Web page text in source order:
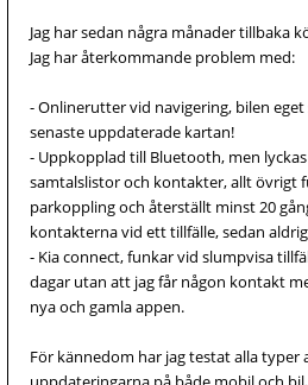
Jag har sedan några månader tillbaka
Jag har återkommande problem med:
- Onlinerutter vid navigering, bilen
senaste uppdaterade kartan!
- Uppkopplad till Bluetooth, men
samtalslistor och kontakter, allt övrigt
parkoppling och återställt minst 20
kontakterna vid ett tillfälle, sedan
- Kia connect, funkar vid slumpvisa
dagar utan att jag får någon kontakt
nya och gamla appen.
För kännedom har jag testat alla typer